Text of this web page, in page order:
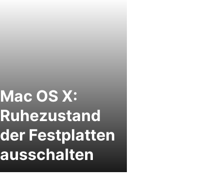
Mac OS X:
Ruhezustand
der Festplatten
ausschalten